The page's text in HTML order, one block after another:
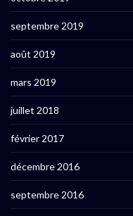
septembre 2019
août 2019
mars 2019
juillet 2018
février 2017
décembre 2016
septembre 2016